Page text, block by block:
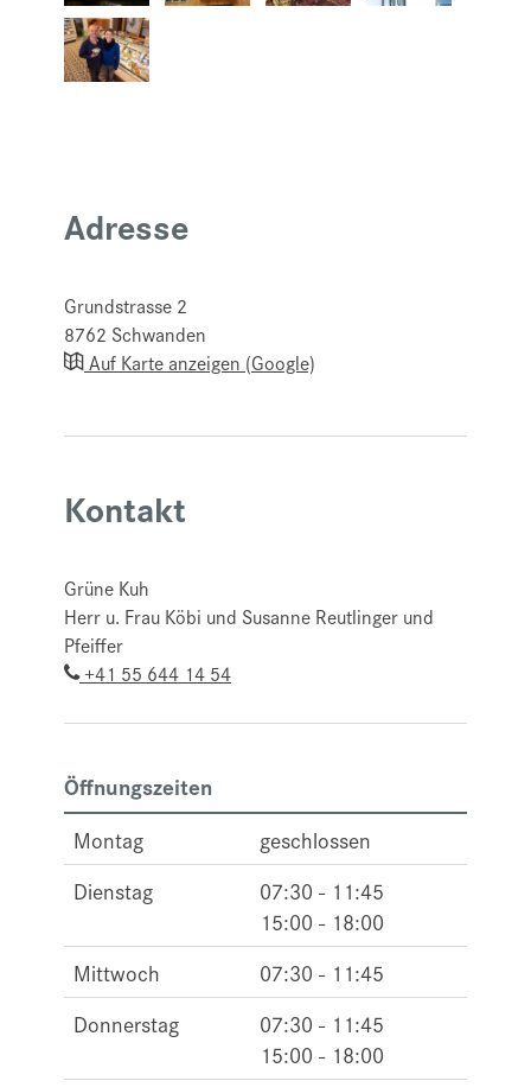
Adresse
Grundstrasse 2
8762 Schwanden
Auf Karte anzeigen (Google)
Kontakt
Grüne Kuh
Herr u. Frau Köbi und Susanne Reutlinger und
Pfeiffer
+41 55 644 14 54
Öffnungszeiten
Montag
geschlossen
Dienstag
07:30 - 11:45
15:00 - 18:00
Mittwoch
07:30 - 11:45
Donnerstag
07:30 - 11:45
15:00 - 18:00